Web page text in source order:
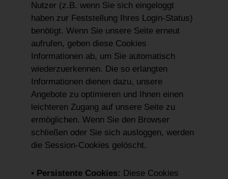
Nutzer (z.B. wenn Sie sich eingeloggt
haben zur Feststellung Ihres Login-Status)
benötigt. Wenn Sie unsere Seite erneut
aufrufen, geben diese Cookies
Informationen ab, um Sie automatisch
wiederzuerkennen. Die so erlangten
Informationen dienen dazu, unsere
Angebote zu optimieren und Ihnen einen
leichteren Zugang auf unsere Seite zu
ermöglichen. Wenn Sie den Browser
schließen oder Sie sich ausloggen, werden
die Session-Cookies gelöscht.
• Persistente Cookies: Diese Cookies